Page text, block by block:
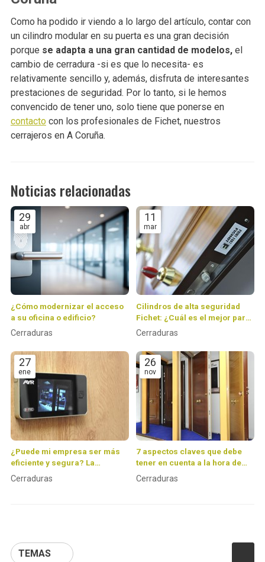
TEMAS
Como ha podido ir viendo a lo largo del artículo, contar con
un cilindro modular en su puerta es una gran decisión
porque se adapta a una gran cantidad de modelos, el
cambio de cerradura -si es que lo necesita- es
relativamente sencillo y, además, disfruta de interesantes
prestaciones de seguridad. Por lo tanto, si le hemos
convencido de tener uno, solo tiene que ponerse en
contactocon los profesionales de Fichet, nuestros
cerrajeros en A Coruña.
Noticias relacionadas
29
abr
¿Cómo modernizar el acceso
a su oficina o edificio?
Cerraduras
11
mar
Cilindros de alta seguridad
Fichet: ¿Cuál es el mejor para
tu puerta y por qué?
Cerraduras
27
ene
¿Puede mi empresa ser más
eficiente y segura? La
respuesta está en el control de
Cerraduras
26
nov
7 aspectos claves que debe
tener en cuenta a la hora de
comprar una puerta
Cerraduras